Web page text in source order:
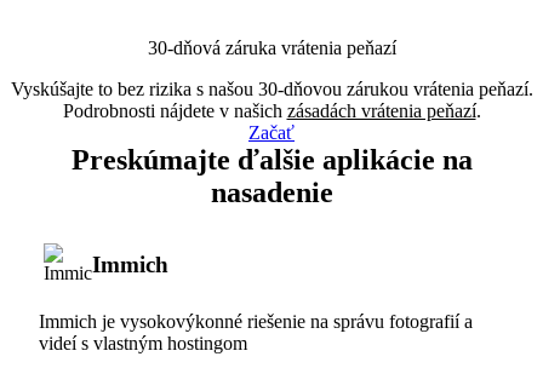
30-dňová záruka vrátenia peňazí
Vyskúšajte to bez rizika s našou 30-dňovou zárukou vrátenia peňazí.
Podrobnosti nájdete v našich zásadách vrátenia peňazí.
Začať
Preskúmajte ďalšie aplikácie na
nasadenie
Immich
Immich je vysokovýkonné riešenie na správu fotografií a
videí s vlastným hostingom